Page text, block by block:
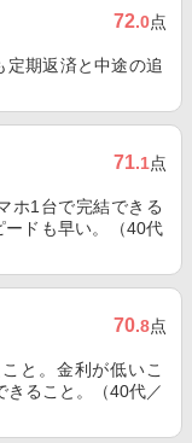
72.0点
期返済と中途の追
71.1点
ホ1台で完結できる
ードも早い。（40代
70.8点
と。金利が低いこ
きること。（40代／